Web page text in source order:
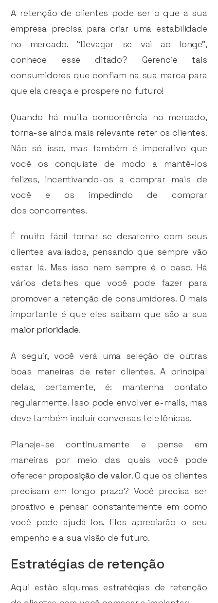
A retenção de clientes pode ser o que a sua
empresa precisa para criar uma estabilidade
no mercado. “Devagar se vai ao longe”,
conhece esse ditado? Gerencie tais
consumidores que confiam na sua marca para
que ela cresça e prospere no futuro!
Quando há muita concorrência no mercado,
torna-se ainda mais relevante reter os clientes.
Não só isso, mas também é imperativo que
você os conquiste de modo a mantê-los
felizes, incentivando-os a comprar mais de
você e os impedindo de comprar
dos concorrentes.
É muito fácil tornar-se desatento com seus
clientes avaliados, pensando que sempre vão
estar lá. Mas isso nem sempre é o caso. Há
vários detalhes que você pode fazer para
promover a retenção de consumidores. O mais
importante é que eles saibam que são a sua
maior prioridade.
A seguir, você verá uma seleção de outras
boas maneiras de reter clientes. A principal
delas, certamente, é: mantenha contato
regularmente. Isso pode envolver e-mails, mas
deve também incluir conversas telefônicas.
Planeje-se continuamente e pense em
maneiras por meio das quais você pode
oferecer proposição de valor. O que os clientes
precisam em longo prazo? Você precisa ser
proativo e pensar constantemente em como
você pode ajudá-los. Eles apreciarão o seu
empenho e a sua visão de futuro.
Estratégias de retenção
Aqui estão algumas estratégias de retenção